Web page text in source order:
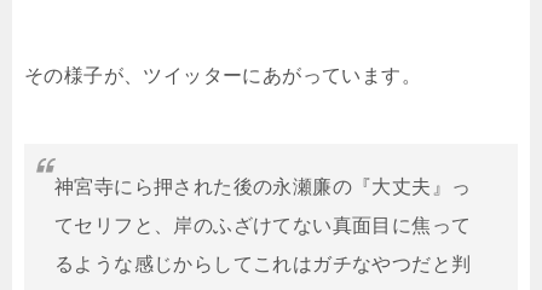
その様子が、ツイッターにあがっています。
神宮寺にら押された後の永瀬廉の『大丈夫』っ
てセリフと、岸のふざけてない真面目に焦って
るような感じからしてこれはガチなやつだと判